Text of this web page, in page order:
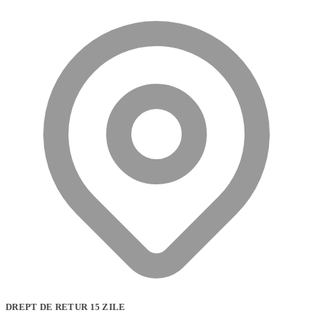
DREPT DE RETUR 15 ZILE